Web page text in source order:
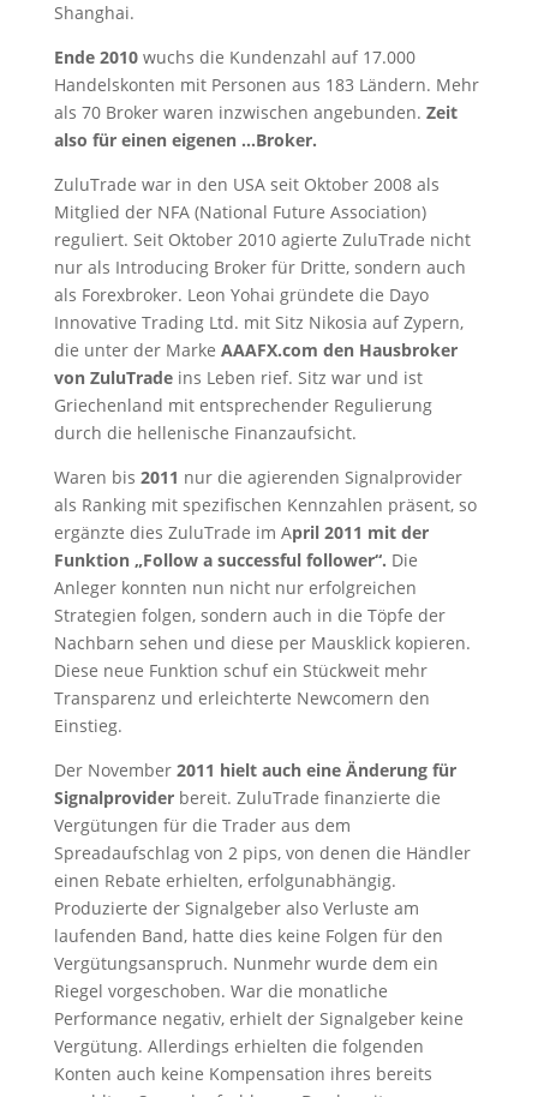
Shanghai.
Ende 2010wuchs die Kundenzahl auf 17.000
Handelskonten mit Personen aus 183 Ländern. Mehr
als 70 Broker waren inzwischen angebunden. Zeit
also für einen eigenen …Broker.
ZuluTrade war in den USA seit Oktober 2008 als
Mitglied der NFA (National Future Association)
reguliert. Seit Oktober 2010 agierte ZuluTrade nicht
nur als Introducing Broker für Dritte, sondern auch
als Forexbroker. Leon Yohai gründete die Dayo
Innovative Trading Ltd. mit Sitz Nikosia auf Zypern,
die unter der Marke AAAFX.com den Hausbroker
von ZuluTradeins Leben rief. Sitz war und ist
Griechenland mit entsprechender Regulierung
durch die hellenische Finanzaufsicht.
Waren bis 2011 nur die agierenden Signalprovider
als Ranking mit spezifischen Kennzahlen präsent, so
ergänzte dies ZuluTrade im April 2011 mit der
Funktion „Follow a successful follower“. Die
Anleger konnten nun nicht nur erfolgreichen
Strategien folgen, sondern auch in die Töpfe der
Nachbarn sehen und diese per Mausklick kopieren.
Diese neue Funktion schuf ein Stückweit mehr
Transparenz und erleichterte Newcomern den
Einstieg.
Der November 2011 hielt auch eine Änderung für
Signalproviderbereit. ZuluTrade finanzierte die
Vergütungen für die Trader aus dem
Spreadaufschlag von 2 pips, von denen die Händler
einen Rebate erhielten, erfolgunabhängig.
Produzierte der Signalgeber also Verluste am
laufenden Band, hatte dies keine Folgen für den
Vergütungsanspruch. Nunmehr wurde dem ein
Riegel vorgeschoben. War die monatliche
Performance negativ, erhielt der Signalgeber keine
Vergütung. Allerdings erhielten die folgenden
Konten auch keine Kompensation ihres bereits